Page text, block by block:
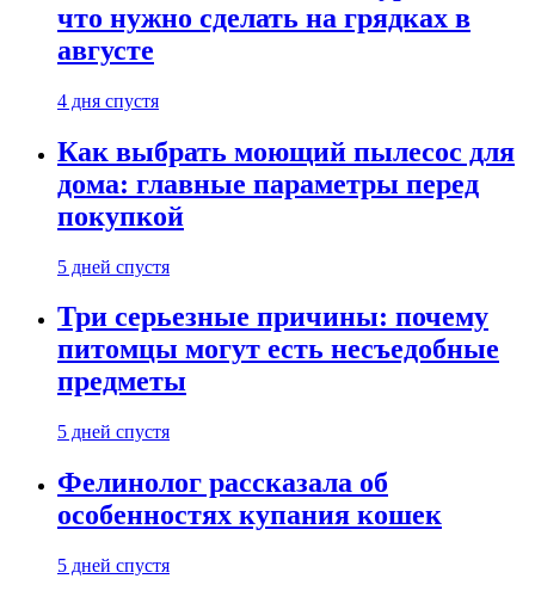
что нужно сделать на грядках в
августе
4 дня спустя
Как выбрать моющий пылесос для
дома: главные параметры перед
покупкой
5 дней спустя
Три серьезные причины: почему
питомцы могут есть несъедобные
предметы
5 дней спустя
Фелинолог рассказала об
особенностях купания кошек
5 дней спустя